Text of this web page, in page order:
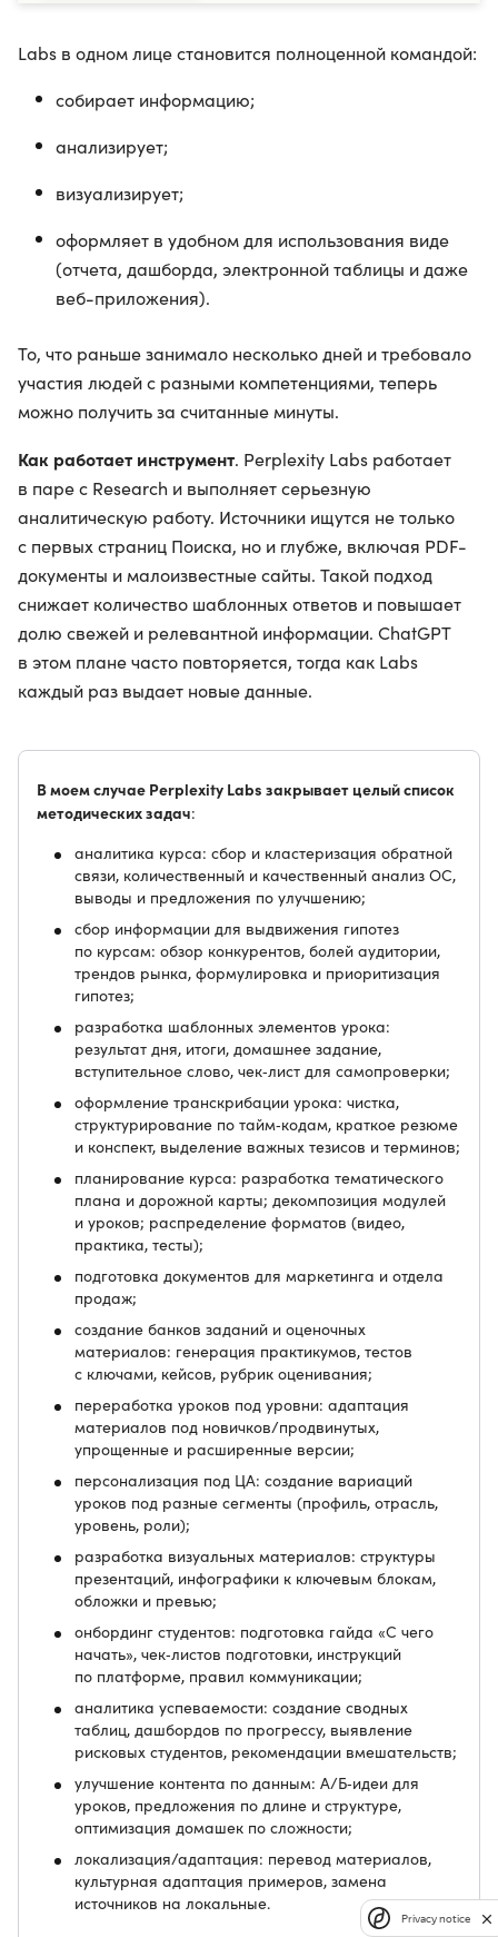
Labs в одном лице становится полноценной командой:
собирает информацию;
анализирует;
визуализирует;
оформляет в удобном для использования виде
(отчета, дашборда, электронной таблицы и даже
веб-приложения).
То, что раньше занимало несколько дней и требовало
участия людей с разными компетенциями, теперь
можно получить за считанные минуты.
Как работает инструмент. Perplexity Labs работает
в паре с Research и выполняет серьезную
аналитическую работу. Источники ищутся не только
с первых страниц Поиска, но и глубже, включая PDF-
документы и малоизвестные сайты. Такой подход
снижает количество шаблонных ответов и повышает
долю свежей и релевантной информации. ChatGPT
в этом плане часто повторяется, тогда как Labs
каждый раз выдает новые данные.
В моем случае Perplexity Labs закрывает целый список
методических задач:
аналитика курса: сбор и кластеризация обратной
связи, количественный и качественный анализ ОС,
выводы и предложения по улучшению;
сбор информации для выдвижения гипотез
по курсам: обзор конкурентов, болей аудитории,
трендов рынка, формулировка и приоритизация
гипотез;
разработка шаблонных элементов урока:
результат дня, итоги, домашнее задание,
вступительное слово, чек‑лист для самопроверки;
оформление транскрибации урока: чистка,
структурирование по тайм‑кодам, краткое резюме
и конспект, выделение важных тезисов и терминов;
планирование курса: разработка тематического
плана и дорожной карты; декомпозиция модулей
и уроков; распределение форматов (видео,
практика, тесты);
подготовка документов для маркетинга и отдела
продаж;
создание банков заданий и оценочных
материалов: генерация практикумов, тестов
с ключами, кейсов, рубрик оценивания;
переработка уроков под уровни: адаптация
материалов под новичков/продвинутых,
упрощенные и расширенные версии;
персонализация под ЦА: создание вариаций
уроков под разные сегменты (профиль, отрасль,
уровень, роли);
разработка визуальных материалов: структуры
презентаций, инфографики к ключевым блокам,
обложки и превью;
онбординг студентов: подготовка гайда «С чего
начать», чек‑листов подготовки, инструкций
по платформе, правил коммуникации;
аналитика успеваемости: создание сводных
таблиц, дашбордов по прогрессу, выявление
рисковых студентов, рекомендации вмешательств;
улучшение контента по данным: А/Б‑идеи для
уроков, предложения по длине и структуре,
оптимизация домашек по сложности;
локализация/адаптация: перевод материалов,
культурная адаптация примеров, замена
источников на локальные.
Privacy notice